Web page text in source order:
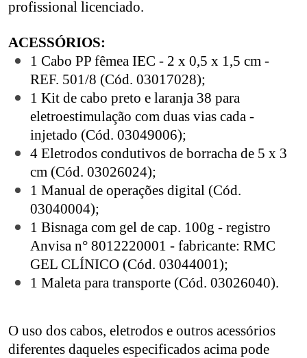
profissional licenciado.
ACESSÓRIOS:
1 Cabo PP fêmea IEC - 2 x 0,5 x 1,5 cm -
REF. 501/8 (Cód. 03017028);
1 Kit de cabo preto e laranja 38 para
eletroestimulação com duas vias cada -
injetado (Cód. 03049006);
4 Eletrodos condutivos de borracha de 5 x 3
cm (Cód. 03026024);
1 Manual de operações digital (Cód.
03040004);
1 Bisnaga com gel de cap. 100g - registro
Anvisa n° 8012220001 - fabricante: RMC
GEL CLÍNICO (Cód. 03044001);
1 Maleta para transporte (Cód. 03026040).
O uso dos cabos, eletrodos e outros acessórios
diferentes daqueles especificados acima pode